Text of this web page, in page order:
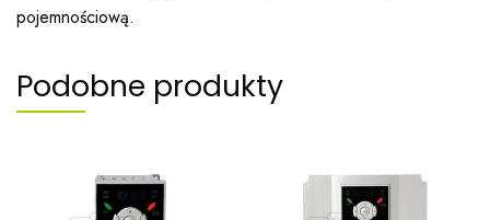
pojemnościową.
Podobne produkty